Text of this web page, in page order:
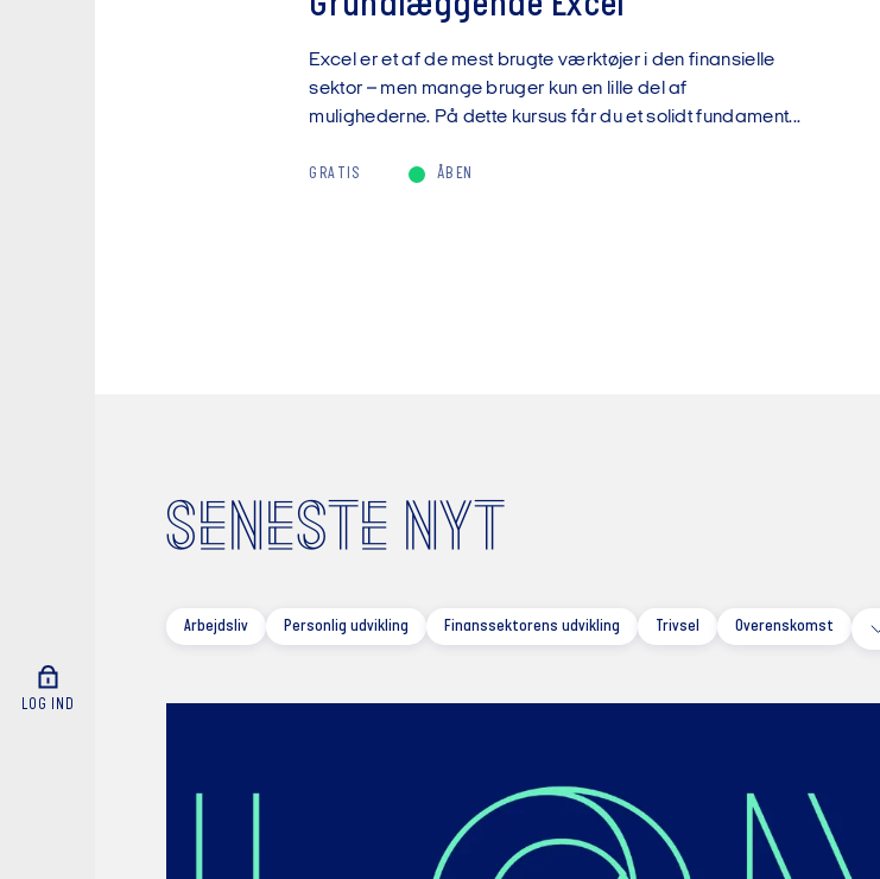
LOG IND
Excel er et af de mest brugte værktøjer i den finansielle
sektor – men mange bruger kun en lille del af
mulighederne. På dette kursus får du et solidt fundament...
GRATIS ÅBEN
SENESTE NYT
Arbejdsliv Personlig udvikling Finanssektorens udvikling Trivsel Overenskomst